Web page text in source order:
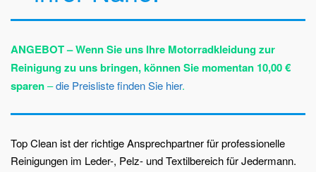
ANGEBOT – Wenn Sie uns Ihre Motorradkleidung zur
Reinigung zu uns bringen, können Sie momentan 10,00 €
sparen–die Preisliste finden Sie hier.
Top Clean ist der richtige Ansprechpartner für professionelle
Reinigungen im Leder-, Pelz- und Textilbereich für Jedermann.